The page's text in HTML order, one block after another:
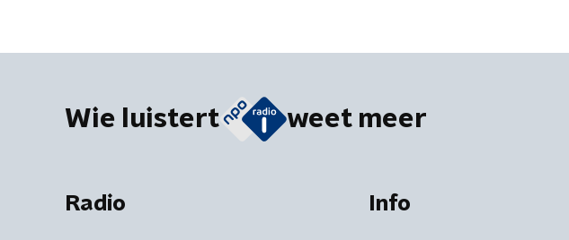
Wie luistert weet meer
Radio Info